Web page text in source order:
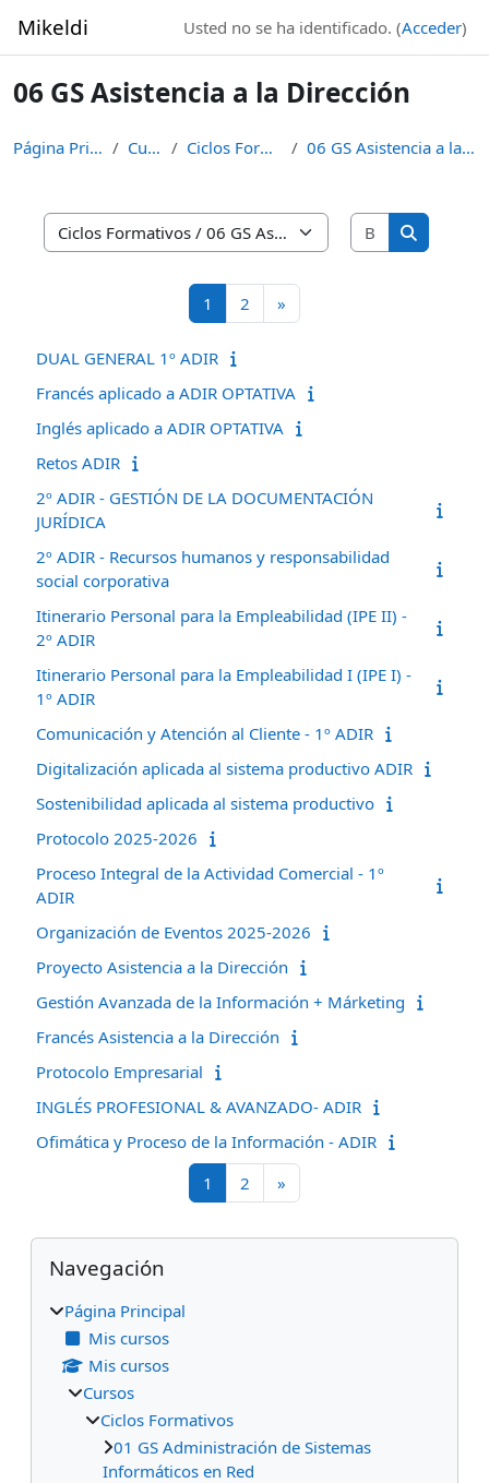
Mikeldi Usted no se ha identificado. (Acceder)
06 GS Asistencia a la Dirección
Página Principal Cursos Ciclos Formativos 06 GS Asistencia a la Dirección
Categorías
Buscar
Buscar
1 Página 1
2 Página 2
»
DUAL GENERAL 1º ADIR
Francés aplicado a ADIR OPTATIVA
Inglés aplicado a ADIR OPTATIVA
Retos ADIR
2º ADIR - GESTIÓN DE LA DOCUMENTACIÓN
JURÍDICA
2º ADIR - Recursos humanos y responsabilidad
social corporativa
Itinerario Personal para la Empleabilidad (IPE II) -
2º ADIR
Itinerario Personal para la Empleabilidad I (IPE I) -
1º ADIR
Comunicación y Atención al Cliente - 1º ADIR
Digitalización aplicada al sistema productivo ADIR
Sostenibilidad aplicada al sistema productivo
Protocolo 2025-2026
Proceso Integral de la Actividad Comercial - 1º
ADIR
Organización de Eventos 2025-2026
Proyecto Asistencia a la Dirección
Gestión Avanzada de la Información + Márketing
Francés Asistencia a la Dirección
Protocolo Empresarial
INGLÉS PROFESIONAL & AVANZADO- ADIR
Ofimática y Proceso de la Información - ADIR
1 Página 1
2 Página 2
»
Bloques
Salta Navegación
Navegación
Página Principal
Mis cursos
Mis cursos
Cursos
Ciclos Formativos
01 GS Administración de Sistemas
Informáticos en Red